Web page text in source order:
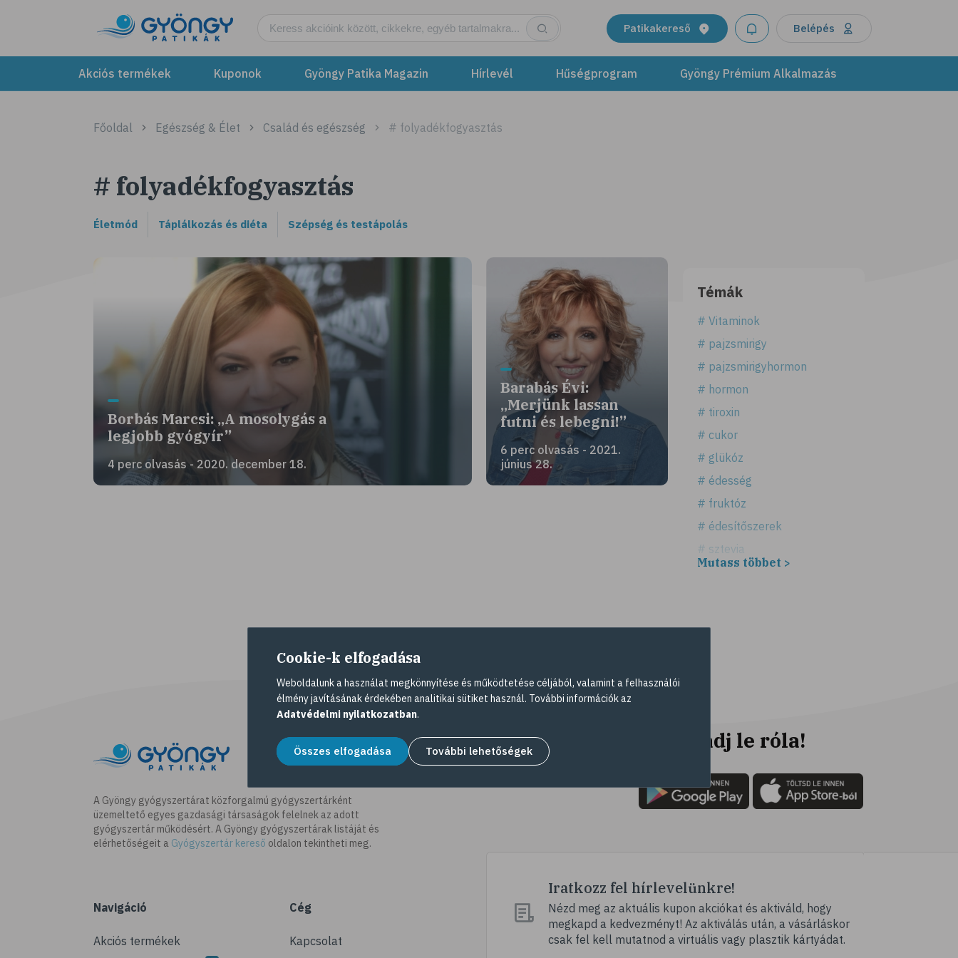
Patikakereső Belépés
Akciós termékek Kuponok Gyöngy Patika Magazin Hírlevél Hűségprogram Gyöngy Prémium Alkalmazás
Főoldal Egészség & Élet Család és egészség # folyadékfogyasztás
# folyadékfogyasztás
Életmód Táplálkozás és diéta Szépség és testápolás
Borbás Marcsi: „A mosolygás a
legjobb gyógyír”
4 perc olvasás - 2020. december 18.
Barabás Évi:
„Merjünk lassan
futni és lebegni!”
6 perc olvasás - 2021.
június 28.
Témák
# Vitaminok
# pajzsmirigy
# pajzsmirigyhormon
# hormon
# tiroxin
# cukor
# glükóz
# édesség
# fruktóz
# édesítőszerek
# sztevia
# hal
# egészséges táplálkozás
# omega-3
# D-vitamin
# ízületi fájdalom
# ízületek
# csontok
Mutass többet >
A Gyöngy gyógyszertárat közforgalmú gyógyszertárként
üzemeltető egyes gazdasági társaságok felelnek az adott
gyógyszertár működésért. A Gyöngy gyógyszertárak listáját és
elérhetőségeit a Gyógyszertár kereső oldalon tekintheti meg.
Navigáció
Akciós termékek
Cég
Kapcsolat
Ne maradj le róla!
Iratkozz fel hírlevelünkre!
Nézd meg az aktuális kupon akciókat és aktiváld, hogy
megkapd a kedvezményt! Az aktiválás után, a vásárláskor
csak fel kell mutatnod a virtuális vagy plasztik kártyádat.
Cookie-k elfogadása
Weboldalunk a használat megkönnyítése és működtetése céljából, valamint a felhasználói
élmény javításának érdekében analitikai sütiket használ. További információk az
Adatvédelmi nyilatkozatban.
Összes elfogadása További lehetőségek